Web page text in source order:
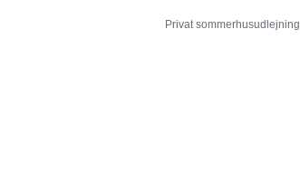
Privat sommerhusudlejning